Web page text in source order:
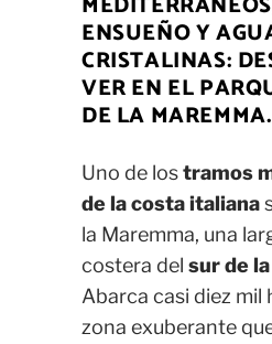
ENSUEÑO Y
CRISTALINAS:
VER EN EL
DE LA MAREMMA.
Uno de lostramos
de la costa italiana
la Maremma, una
costera del sur de
Abarca casi diez mil
zona exuberante